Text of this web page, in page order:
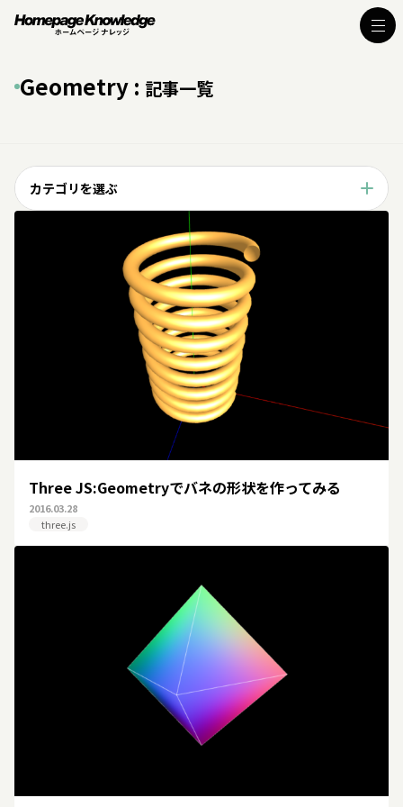
Geometry : 記事一覧
カテゴリを選ぶ
Three JS:Geometryでバネの形状を作ってみる
2016.03.28
three.js